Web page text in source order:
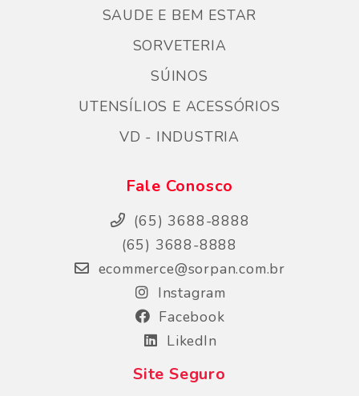
SAUDE E BEM ESTAR
SORVETERIA
SÚINOS
UTENSÍLIOS E ACESSÓRIOS
VD - INDUSTRIA
Fale Conosco
(65) 3688-8888
(65) 3688-8888
ecommerce@sorpan.com.br
Instagram
Facebook
LikedIn
Site Seguro